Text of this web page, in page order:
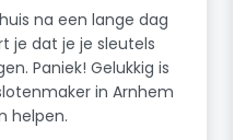
na een lange dag
je dat je je sleutels
Paniek! Gelukkig is
in Arnhem
helpen.